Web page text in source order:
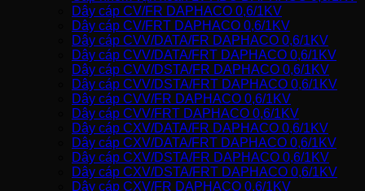
Dây cáp CV/FR DAPHACO 0,6/1KV
Dây cáp CV/FRT DAPHACO 0,6/1KV
Dây cáp CVV/DATA/FR DAPHACO 0,6/1KV
Dây cáp CVV/DATA/FRT DAPHACO 0,6/1KV
Dây cáp CVV/DSTA/FR DAPHACO 0,6/1KV
Dây cáp CVV/DSTA/FRT DAPHACO 0,6/1KV
Dây cáp CVV/FR DAPHACO 0,6/1KV
Dây cáp CVV/FRT DAPHACO 0,6/1KV
Dây cáp CXV/DATA/FR DAPHACO 0,6/1KV
Dây cáp CXV/DATA/FRT DAPHACO 0,6/1KV
Dây cáp CXV/DSTA/FR DAPHACO 0,6/1KV
Dây cáp CXV/DSTA/FRT DAPHACO 0,6/1KV
Dây cáp CXV/FR DAPHACO 0,6/1KV